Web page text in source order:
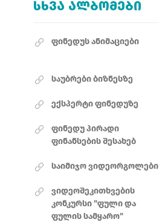
ᲡᲮᲕᲐ ᲐᲚᲑᲝᲛᲔᲑᲘ
ფინედუს ანიმაციები
საუბრები ბიზნესზე
ექსპერტი ფინედუზე
ფინედუ პირადი
ფინანსების შესახებ
საიმიჯო ვიდეორგოლები
ვიდეოშეკითხვების
კონკურსი "ფული და
ფულის სამყარო"